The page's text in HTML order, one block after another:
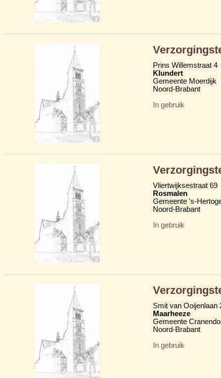
Prins Willemstraat 4
Klundert
Gemeente Moerdijk
Noord-Brabant
In gebruik
Vliertwijksestraat 69
Rosmalen
Gemeente 's-
Noord-Brabant
In gebruik
Smit van Ooijenlaan
Maarheeze
Gemeente
Noord-Brabant
In gebruik